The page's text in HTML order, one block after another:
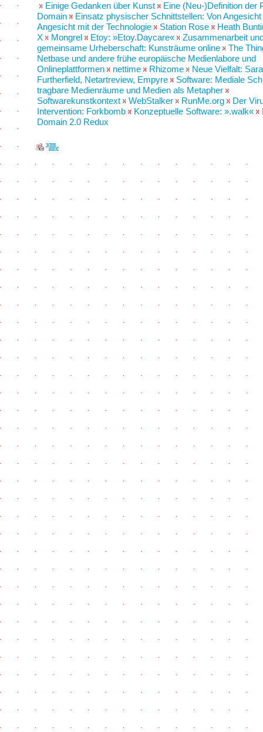
Einige Gedanken über Kunst
Eine (Neu-)Definition der
Domain
Einsatz physischer Schnittstellen: Von
Angesicht mit der Technologie
Station Rose
Heath
X
Mongrel Etoy: »Etoy.Daycare«
Zusammenarbeit
gemeinsame Urheberschaft: Kunsträume online
The
Netbase und andere frühe europäische Medienlabore und
Onlineplattformen
nettime Rhizome
Neue Vielfalt:
Furtherfield, Netartreview, Empyre
Software: Mediale
tragbare Medienräume und Medien als Metapher
Softwarekunstkontext
WebStalker RunMe.org
Der
Intervention: Forkbomb
Konzeptuelle Software: ».walk«
Domain 2.0 Redux